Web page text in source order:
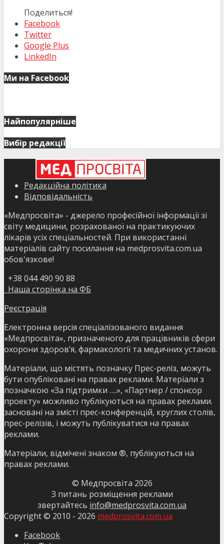
Поделиться!
Facebook
Twitter
Google Plus
LinkedIn
Ми на Facebook
Найпопулярніше
Вибір редакції
Редакційна політика
Відповідальність
«Медпросвіта» - джерело професійної інформації зі
світу медицини, розрахованої на практикуючих
лікарів усіх спеціальностей. При використанні
матеріалів сайту посилання на medprosvita.com.ua
обов'язкове!
+38 044 490 90 88
Наша сторінка на ФБ
Реєстрація
Електронна версія спеціалізованого видання
«Медпросвіта», призначеного для працівників сфери
охорони здоров’я, фармакології та медичних установ.
Матеріали, що містять позначку Прес-реліз, можуть
бути опубліковані на правах реклами. Матеріали з
позначкою «За підтримки ….», «Партнер / спонсор
проекту» можливо публікуються на правах реклами.
засновані на змісті прес-конференцій, круглих столів,
прес-релізів, і можуть публікуватися на правах
реклами.
Матеріали, відмічені знаком ®, публікуються на
правах реклами.
© Медпросвіта 2026
З питань розміщення реклами
звертайтесь info@medprosvita.com.ua
Copyright © 2010 - 2026 medprosvita.com.ua
Facebook